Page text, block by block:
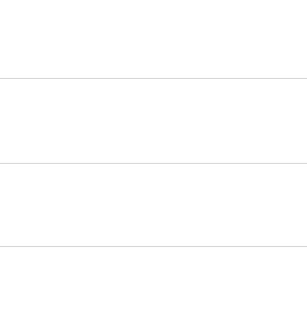
、心裡的念頭，有了這個自我檢